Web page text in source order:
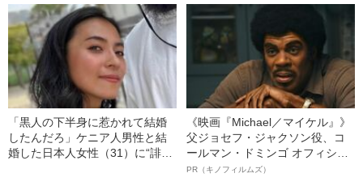
「黒人の下半身に惹かれて結婚
したんだろ」ケニア人男性と結
婚した日本人女性（31）に“誹謗
《映画『Michael／マイケル』》
父ジョセフ・ジャクソン役、コ
ールマン・ドミンゴ オフィシャ
ルインタビュー“観客を魅了した
PR（キノフィルムズ）